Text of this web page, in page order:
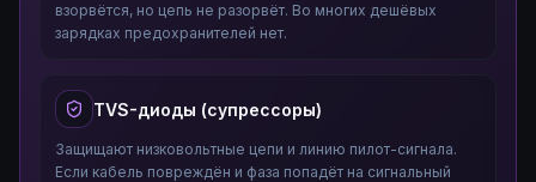
взорвётся, но цепь не разорвёт. Во многих дешёвых
зарядках предохранителей нет.
TVS-диоды (супрессоры)
Защищают низковольтные цепи и линию пилот-сигнала.
Если кабель повреждён и фаза попадёт на сигнальный